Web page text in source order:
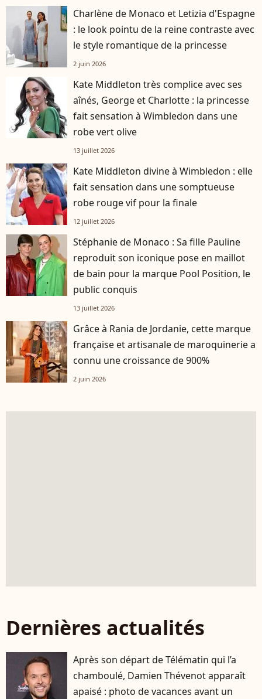
Charlène de Monaco et Letizia d'Espagne
: le look pointu de la reine contraste avec
le style romantique de la princesse
2 juin 2026
Kate Middleton très complice avec ses
aînés, George et Charlotte : la princesse
fait sensation à Wimbledon dans une
robe vert olive
13 juillet 2026
Kate Middleton divine à Wimbledon : elle
fait sensation dans une somptueuse
robe rouge vif pour la finale
12 juillet 2026
Stéphanie de Monaco : Sa fille Pauline
reproduit son iconique pose en maillot
de bain pour la marque Pool Position, le
public conquis
13 juillet 2026
Grâce à Rania de Jordanie, cette marque
française et artisanale de maroquinerie a
connu une croissance de 900%
2 juin 2026
Dernières actualités
Après son départ de Télématin qui l’a
chamboulé, Damien Thévenot apparaît
apaisé : photo de vacances avant un